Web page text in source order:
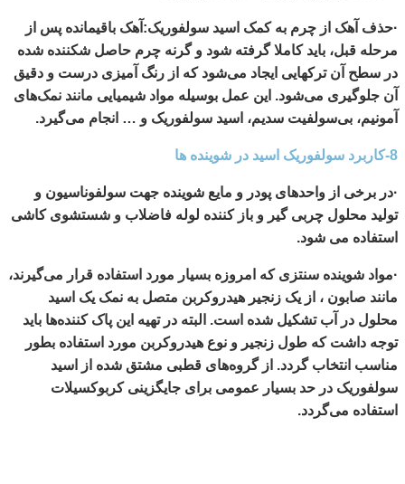
·حذف آهک از چرم به کمک اسید سولفوریک:آهک باقیمانده پس از
مرحله قبل، باید کاملا گرفته شود و گرنه چرم حاصل شکننده شده
در سطح آن ترکهایی ایجاد می‌شود که از رنگ آمیزی درست و دقیق
آن جلوگیری می‌شود. این عمل بوسیله مواد شیمیایی مانند نمک‌های
آمونیم، بی‌سولفیت سدیم، اسید سولفوریک و … انجام می‌گیرد.
8-کاربرد سولفوریک اسید در شوینده ها
·در برخی از واحدهای پودر و مایع شوینده جهت سولفوناسیون و
تولید محلول چربی گیر و باز کننده لوله فاضلاب و شستشوی کاشی
استفاده می شود.
·مواد شوینده سنتزی که امروزه بسیار مورد استفاده قرار می‌گیرند،
مانند صابون ، از یک زنجیر هیدروکربن متصل به نمک یک اسید
محلول در آب تشکیل شده است. البته در تهیه این پاک کننده‌ها باید
توجه داشت که طول زنجیر و نوع هیدروکربن مورد استفاده بطور
مناسب انتخاب گردد. از گروه‌های قطبی مشتق شده از اسید
سولفوریک در حد بسیار عمومی برای جایگزینی کربوکسیلات
استفاده می‌گردد.